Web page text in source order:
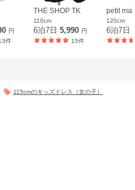
円
件
THE SHOP TK
110cm
6泊7日5,990 円
15件
petit main
120cm
6泊7日
115cmのキッズドレス（女の子）